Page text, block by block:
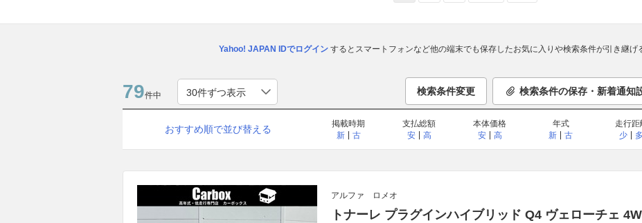
Yahoo! JAPAN IDでログインするとスマートフォンなど他の端末でも保存したお気に入りや検索条件が引き継げ
79件中 検索条件変更 検索条件の保存・新着通知
おすすめ順で並び替える
掲載時期
新
古
支払総額
安
高
本体価格
安
高
年式
新
古
走行距
少
多
アルファ ロメオ
トナーレ プラグインハイブリッド Q4 ヴェローチェ